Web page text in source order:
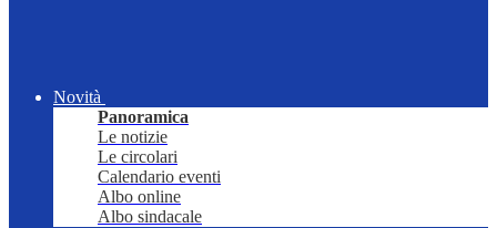
Novità
Panoramica
Le notizie
Le circolari
Calendario eventi
Albo online
Albo sindacale